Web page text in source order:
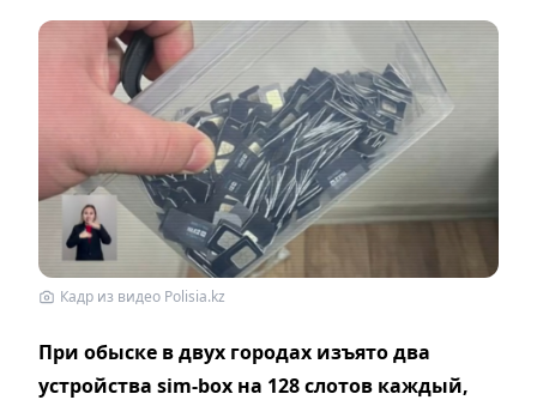
Кадр из видео Polisia.kz
При обыске в двух городах изъято два
устройства sim-box на 128 слотов каждый,